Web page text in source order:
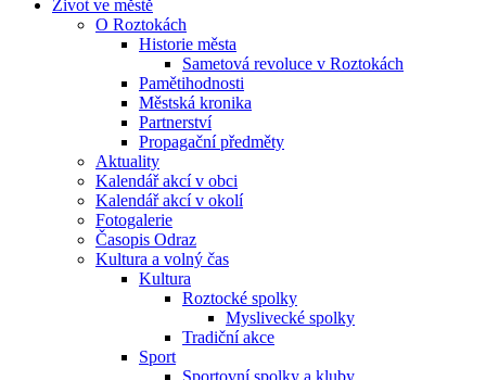
Život ve městě
O Roztokách
Historie města
Sametová revoluce v Roztokách
Pamětihodnosti
Městská kronika
Partnerství
Propagační předměty
Aktuality
Kalendář akcí v obci
Kalendář akcí v okolí
Fotogalerie
Časopis Odraz
Kultura a volný čas
Kultura
Roztocké spolky
Myslivecké spolky
Tradiční akce
Sport
Sportovní spolky a kluby